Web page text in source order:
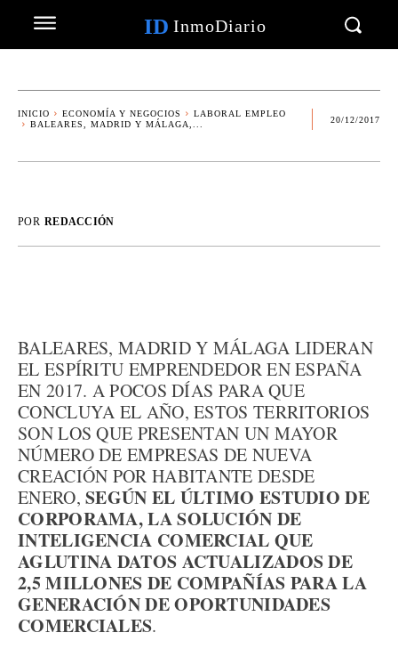
ID InmoDiario
INICIO ECONOMÍA Y NEGOCIOS
LABORAL EMPLEO
BALEARES, MADRID Y MÁLAGA,...
20/12/2017
POR REDACCIÓN
BALEARES, MADRID Y MÁLAGA LIDERAN
EL ESPÍRITU EMPRENDEDOR EN ESPAÑA
EN 2017. A POCOS DÍAS PARA QUE
CONCLUYA EL AÑO, ESTOS TERRITORIOS
SON LOS QUE PRESENTAN UN MAYOR
NÚMERO DE EMPRESAS DE NUEVA
CREACIÓN POR HABITANTE DESDE
ENERO,SEGÚN EL ÚLTIMO ESTUDIO DE
CORPORAMA, LA SOLUCIÓN DE
INTELIGENCIA COMERCIAL QUE
AGLUTINA DATOS ACTUALIZADOS DE
2,5 MILLONES DE COMPAÑÍAS PARA LA
GENERACIÓN DE OPORTUNIDADES
COMERCIALES.